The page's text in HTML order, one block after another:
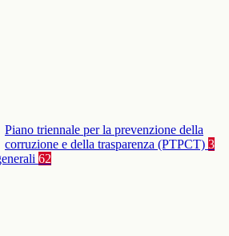
Piano triennale per la prevenzione della
corruzione e della trasparenza (PTPCT) 3
62